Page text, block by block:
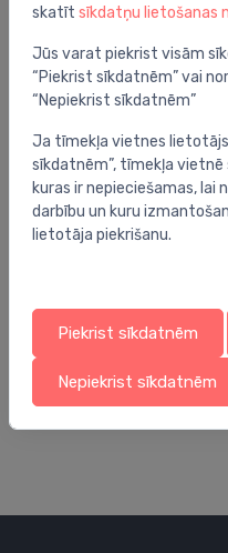
Jums
elektriskais
skatīt sīkdatņu lietošanas
Jūs varat piekrist visām
“Piekrist sīkdatnēm” vai
“Nepiekrist sīkdatnēm”
Ja tīmekļa vietnes lietotājs
sīkdatnēm”, tīmekļa
kuras ir nepieciešamas,
darbību un kuru
lietotāja piekrišanu.
Piekrist sīkdatnēm
Nepiekrist sīkdatnēm